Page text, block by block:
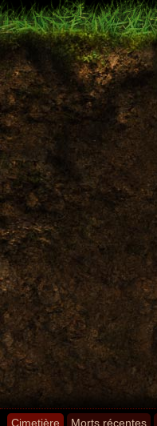
Cimetière Morts récentes